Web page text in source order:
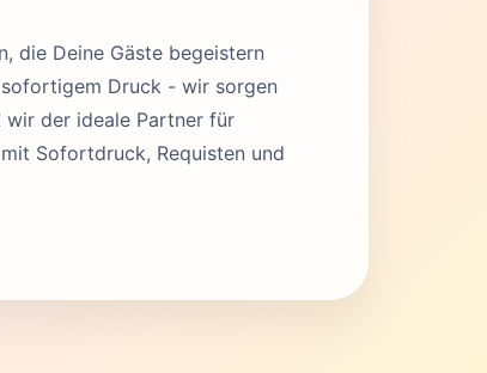
die Deine Gäste begeistern
Druck - wir sorgen
wir der ideale Partner für
Sofortdruck, Requisten und